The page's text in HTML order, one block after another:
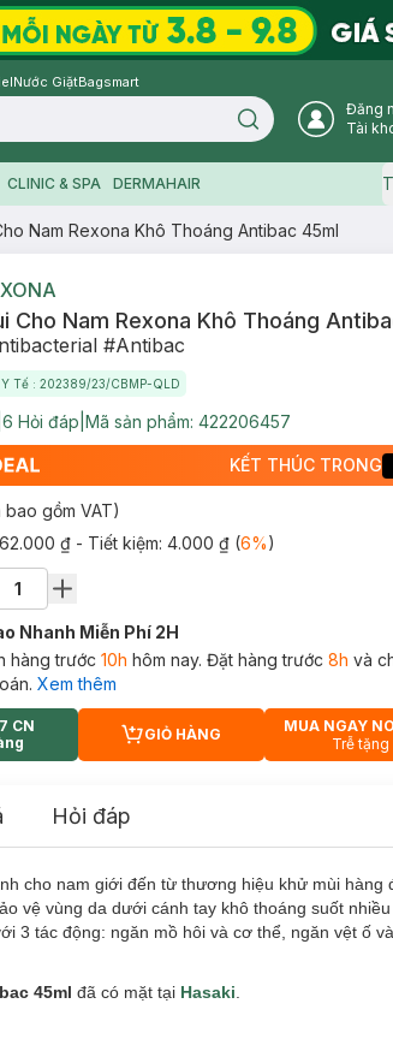
Nước GiặtBagsmart
Search icon
Đăng
Tài
CLINIC & SPA DERMAHAIR
Nam Rexona Khô Thoáng Antibac 45ml
Cho Nam Rexona Khô Thoáng
#Antibac
Tế : 202389/23/CBMP-QLD
6 Hỏi đáp Mã sản phẩm: 422206457
KẾT THÚC TRONG
bao gồm VAT)
62.000 ₫ - Tiết kiệm: 4.000 ₫(6%)
Nhanh Miễn Phí 2H
hàng trước 10h hôm nay. Đặt hàng trước 8h và
Xem thêm
CN
CART PLUS ICON
GIỎ HÀNG
MUA NGAY
Trễ tặng
Hỏi đáp
cho nam giới đến từ thương hiệu khử mùi hàng
vệ vùng da dưới cánh tay khô thoáng suốt
3 tác động: ngăn mồ hôi và cơ thể, ngăn vệt ố
45ml đã có mặt tại Hasaki